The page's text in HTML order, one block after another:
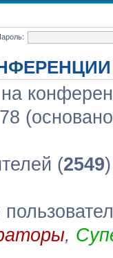
на
(2549
,